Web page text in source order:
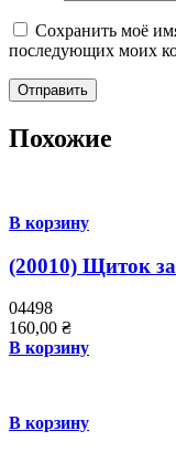
Сохранить моё
последующих моих
Похожие
В корзину
(20010) Щиток
04498
160,00 ₴
В корзину
В корзину